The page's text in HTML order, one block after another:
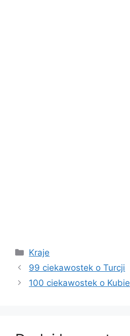
Kategorie
Kraje
99 ciekawostek o Turcji
100 ciekawostek o Kubie